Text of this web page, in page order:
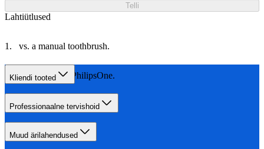
Telli
Lahtiütlused
vs. a manual toothbrush.
Välja arvatud PhilipsOne.
Kliendi tooted
Professionaalne tervishoid
Muud ärilahendused